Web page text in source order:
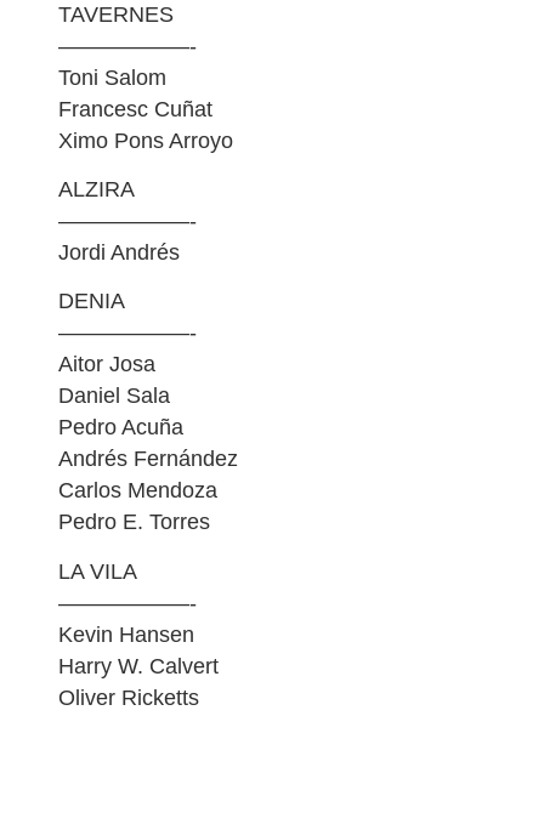
TAVERNES
——————-
Toni Salom
Francesc Cuñat
Ximo Pons Arroyo
ALZIRA
——————-
Jordi Andrés
DENIA
——————-
Aitor Josa
Daniel Sala
Pedro Acuña
Andrés Fernández
Carlos Mendoza
Pedro E. Torres
LA VILA
——————-
Kevin Hansen
Harry W. Calvert
Oliver Ricketts